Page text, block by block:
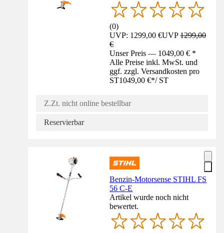
(0)
UVP: 1299,00 €UVP1299,00
€
Unser Preis — 1049,00 € *
Alle Preise inkl. MwSt. und
ggf. zzgl. Versandkosten pro
ST1049,00 €*/ ST
Z.Zt. nicht online bestellbar
Reservierbar
Benzin-Motorsense STIHL FS
56 C-E
Artikel wurde noch nicht
bewertet.